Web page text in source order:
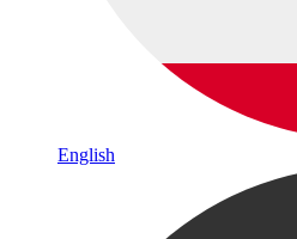
English